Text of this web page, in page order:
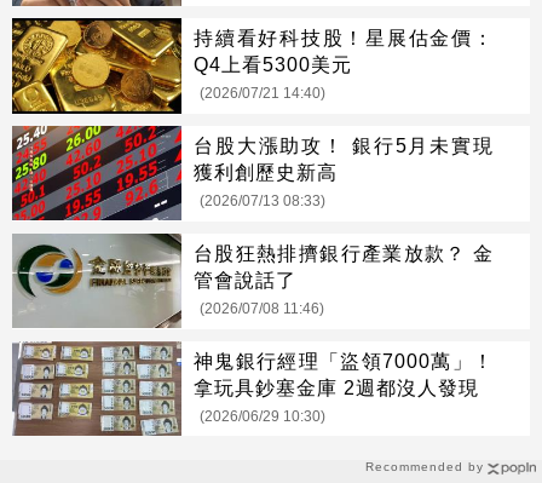
Recommended by
持續看好科技股！星展估金價：
Q4上看5300美元
(2026/07/21 14:40)
台股大漲助攻！ 銀行5月未實現
獲利創歷史新高
(2026/07/13 08:33)
台股狂熱排擠銀行產業放款？ 金
管會說話了
(2026/07/08 11:46)
神鬼銀行經理「盜領7000萬」！
拿玩具鈔塞金庫 2週都沒人發現
(2026/06/29 10:30)